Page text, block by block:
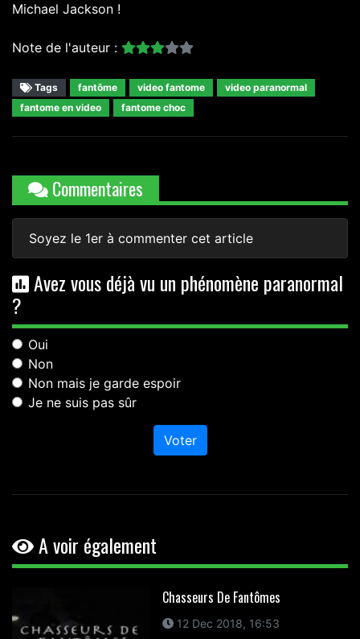
Michael Jackson !
Note de l'auteur :
Tags fantôme video fantome
video paranormal
fantome en video
fantome choc
Commentaires
Soyez le 1er à commenter cet article
Avez vous déjà vu un phénomène paranormal
?
Oui
Non
Non mais je garde espoir
Je ne suis pas sûr
Voter
A voir également
Chasseurs De Fantômes
12 Dec 2018, 16:53